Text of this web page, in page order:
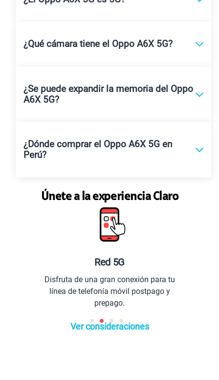
¿Qué cámara tiene el Oppo A6X 5G?
¿Se puede expandir la memoria del Oppo
A6X 5G?
¿Dónde comprar el Oppo A6X 5G en
Perú?
Únete a la experiencia Claro
Red 5G
Disfruta de una gran conexión para tu
línea de telefonía móvil postpago y
prepago.
Ver consideraciones